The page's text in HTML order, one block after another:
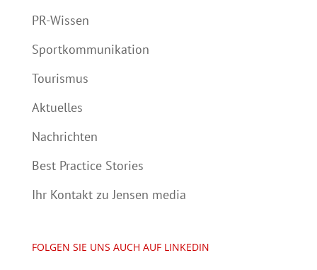
PR-Wissen
Sportkommunikation
Tourismus
Aktuelles
Nachrichten
Best Practice Stories
Ihr Kontakt zu Jensen media
FOLGEN SIE UNS AUCH AUF LINKEDIN